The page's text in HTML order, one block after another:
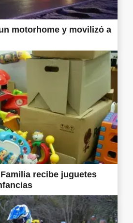
motorhome y movilizó a
recibe juguetes